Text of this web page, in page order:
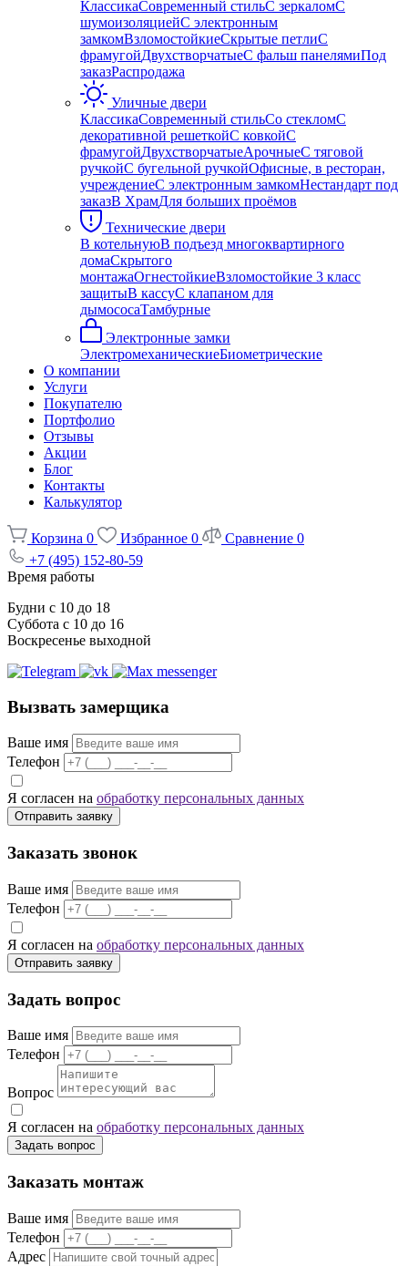
КлассикаСовременный стильС зеркаломС
шумоизоляциейС электронным
замкомВзломостойкиеСкрытые петлиС
фрамугойДвухстворчатыеС фальш панелямиПод
заказРаспродажа
Уличные двери
КлассикаСовременный стильСо стекломС
декоративной решеткойС ковкойС
фрамугойДвухстворчатыеАрочныеС тяговой
ручкойС бугельной ручкойОфисные, в ресторан,
учреждениеС электронным замкомНестандарт под
заказВ ХрамДля больших проёмов
Технические двери
В котельнуюВ подъезд многоквартирного
домаСкрытого
монтажаОгнестойкиеВзломостойкие 3 класс
защитыВ кассуС клапаном для
дымососаТамбурные
Электронные замки
ЭлектромеханическиеБиометрические
О компании
Услуги
Покупателю
Портфолио
Отзывы
Акции
Блог
Контакты
Калькулятор
Корзина 0 Избранное 0 Сравнение 0
+7 (495) 152-80-59
Время работы
Будни с 10 до 18
Суббота с 10 до 16
Воскресенье выходной
Вызвать замерщика
Ваше имя
Телефон
Я согласен на обработку персональных данных
Отправить заявку
Заказать звонок
Ваше имя
Телефон
Я согласен на обработку персональных данных
Отправить заявку
Задать вопрос
Ваше имя
Телефон
Вопрос
Я согласен на обработку персональных данных
Задать вопрос
Заказать монтаж
Ваше имя
Телефон
Адрес